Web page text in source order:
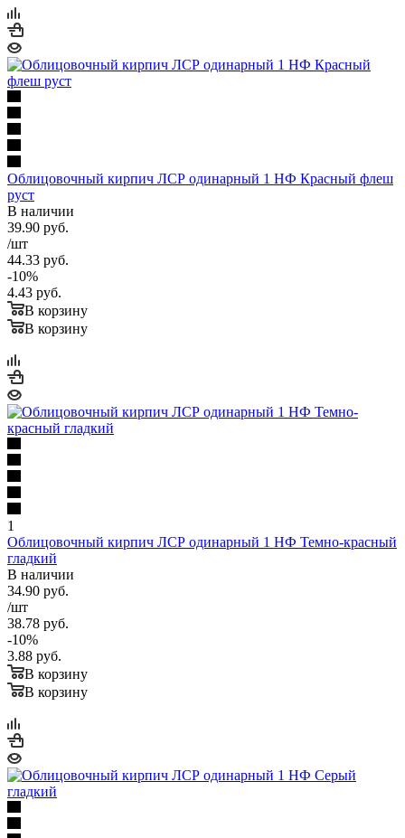
Облицовочный кирпич ЛСР одинарный 1 НФ Красный флеш
руст
В наличии
39.90 руб.
/шт
44.33 руб.
-10%
4.43 руб.
В корзину
В корзину
1
Облицовочный кирпич ЛСР одинарный 1 НФ Темно-красный
гладкий
В наличии
34.90 руб.
/шт
38.78 руб.
-10%
3.88 руб.
В корзину
В корзину